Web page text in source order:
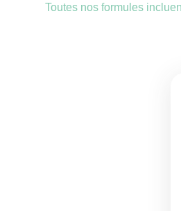
Toutes nos formules